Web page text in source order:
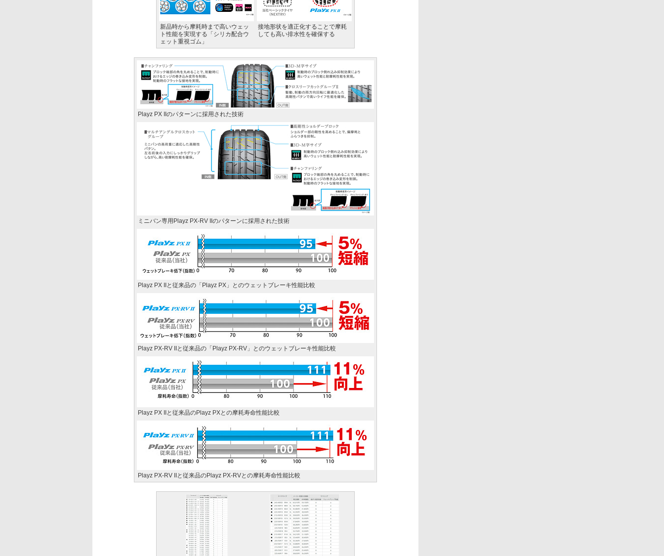
新品時から摩耗時まで高いウェッ
ト性能を実現する「シリカ配合ウ
ェット重視ゴム」
接地形状を適正化することで摩耗
しても高い排水性を確保する
Playz PX IIのパターンに採用された技術
ミニバン専用Playz PX-RV IIのパターンに採用された技術
Playz PX IIと従来品の「Playz PX」とのウェットブレーキ性能比較
Playz PX-RV IIと従来品の「Playz PX-RV」とのウェットブレーキ性能比較
Playz PX IIと従来品のPlayz PXとの摩耗寿命性能比較
Playz PX-RV IIと従来品のPlayz PX-RVとの摩耗寿命性能比較